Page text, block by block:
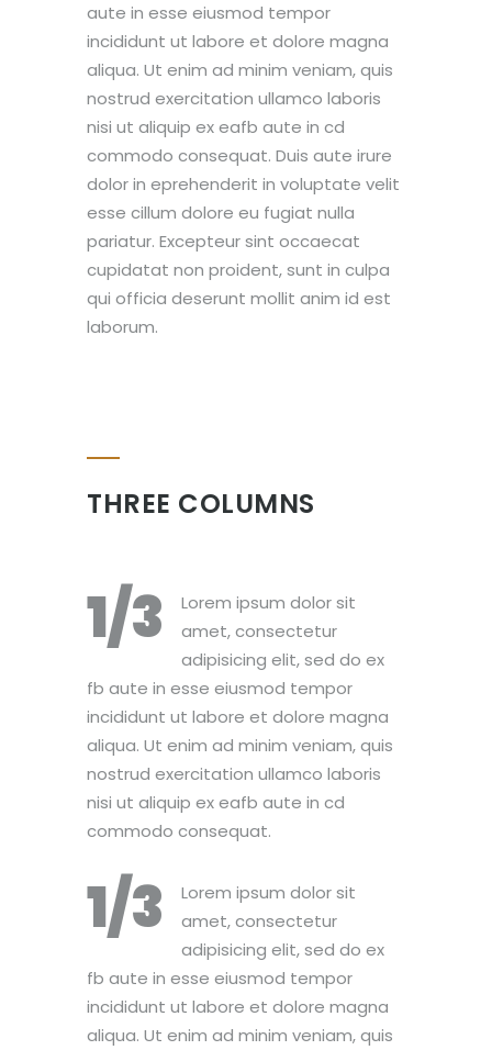
aute in esse eiusmod tempor
incididunt ut labore et dolore magna
aliqua. Ut enim ad minim veniam, quis
nostrud exercitation ullamco laboris
nisi ut aliquip ex eafb aute in cd
commodo consequat. Duis aute irure
dolor in eprehenderit in voluptate velit
esse cillum dolore eu fugiat nulla
pariatur. Excepteur sint occaecat
cupidatat non proident, sunt in culpa
qui officia deserunt mollit anim id est
laborum.
THREE COLUMNS
1/3
Lorem ipsum dolor sit
amet, consectetur
adipisicing elit, sed do ex
fb aute in esse eiusmod tempor
incididunt ut labore et dolore magna
aliqua. Ut enim ad minim veniam, quis
nostrud exercitation ullamco laboris
nisi ut aliquip ex eafb aute in cd
commodo consequat.
1/3
Lorem ipsum dolor sit
amet, consectetur
adipisicing elit, sed do ex
fb aute in esse eiusmod tempor
incididunt ut labore et dolore magna
aliqua. Ut enim ad minim veniam, quis